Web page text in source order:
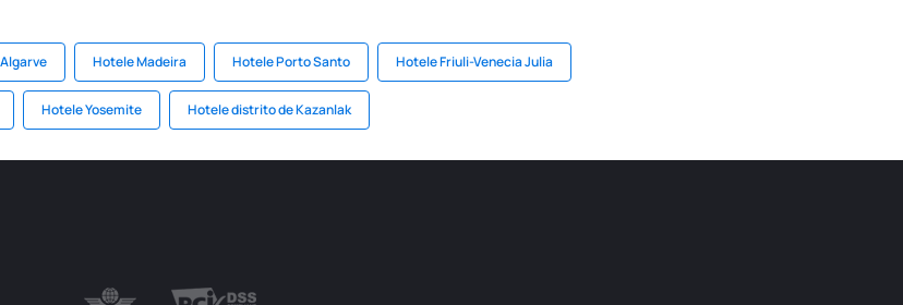
Hotele Madeira Hotele Porto Santo Hotele Friuli-Venecia Julia
Hotele Yosemite Hotele distrito de Kazanlak